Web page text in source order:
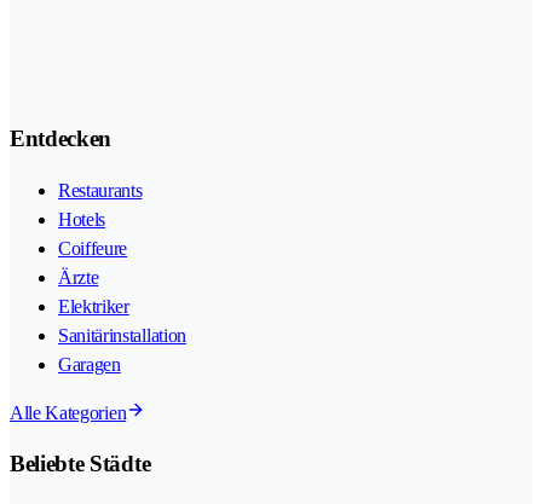
Entdecken
Restaurants
Hotels
Coiffeure
Ärzte
Elektriker
Sanitärinstallation
Garagen
Alle Kategorien
Beliebte Städte